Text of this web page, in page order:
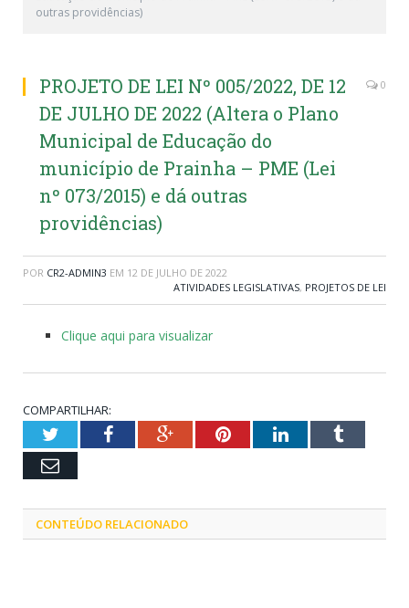
outras providências)
PROJETO DE LEI Nº 005/2022, DE 12
DE JULHO DE 2022 (Altera o Plano
Municipal de Educação do
município de Prainha – PME (Lei
nº 073/2015) e dá outras
providências)
0
POR CR2-ADMIN3 EM 12 DE JULHO DE 2022
ATIVIDADES LEGISLATIVAS, PROJETOS DE LEI
Clique aqui para visualizar
COMPARTILHAR:
TwitterFacebookGoogle+PinterestLinkedInTumblr
Email
CONTEÚDO RELACIONADO